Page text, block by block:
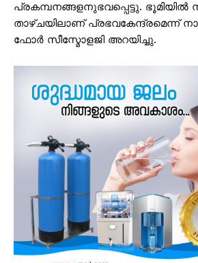
പ്രകമ്പനങ്ങളനുഭവപ്പെട്ടു. ഭൂമിയിൽ
താഴ്ചയിലാണ് പ്രഭവകേന്ദ്രമെന്ന്
ഫോർ സീസ്മോളജി അറയിച്ചു.